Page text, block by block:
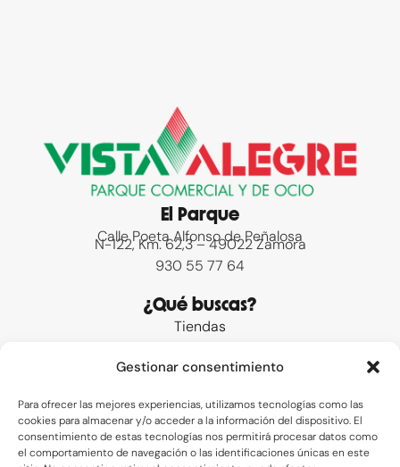
Gestionar consentimiento
Para ofrecer las mejores experiencias, utilizamos tecnologías como las
cookies para almacenar y/o acceder a la información del dispositivo. El
consentimiento de estas tecnologías nos permitirá procesar datos como
el comportamiento de navegación o las identificaciones únicas en este
El Parque
Calle Poeta Alfonso de Peñalosa
N-122, Km. 62,3 – 49022 Zamora
930 55 77 64
¿Qué buscas?
Tiendas
Preguntas frecuentes
Contacto
Enlaces de interés
Legal